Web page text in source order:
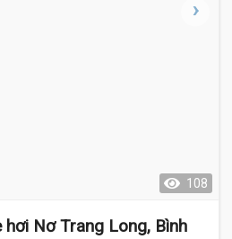
108
hơi Nơ Trang Long, Bình